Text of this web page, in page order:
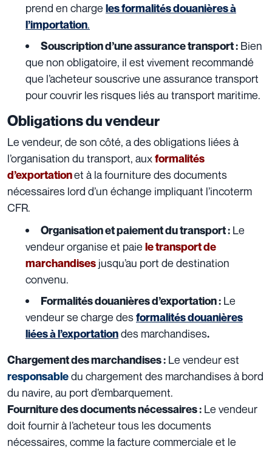
prend en charge les formalités douanières à
l’importation.
Souscription d’une assurance transport : Bien
que non obligatoire, il est vivement recommandé
que l’acheteur souscrive une assurance transport
pour couvrir les risques liés au transport maritime.
Obligations du vendeur
Le vendeur, de son côté, a des obligations liées à
l’organisation du transport, auxformalités
d’exportationet à la fourniture des documents
nécessaires lord d’un échange impliquant l’incoterm
CFR.
Organisation et paiement du transport: Le
vendeur organise et paie le transport de
marchandises jusqu’au port de destination
convenu.
Formalités douanières d’exportation : Le
vendeur se charge desformalités douanières
liées à l’exportationdes marchandises.
Chargement des marchandises : Le vendeur est
responsabledu chargement des marchandises à bord
du navire, au port d’embarquement.
Fourniture des documents nécessaires : Le vendeur
doit fournir à l’acheteur tous les documents
nécessaires, comme la facture commerciale et le